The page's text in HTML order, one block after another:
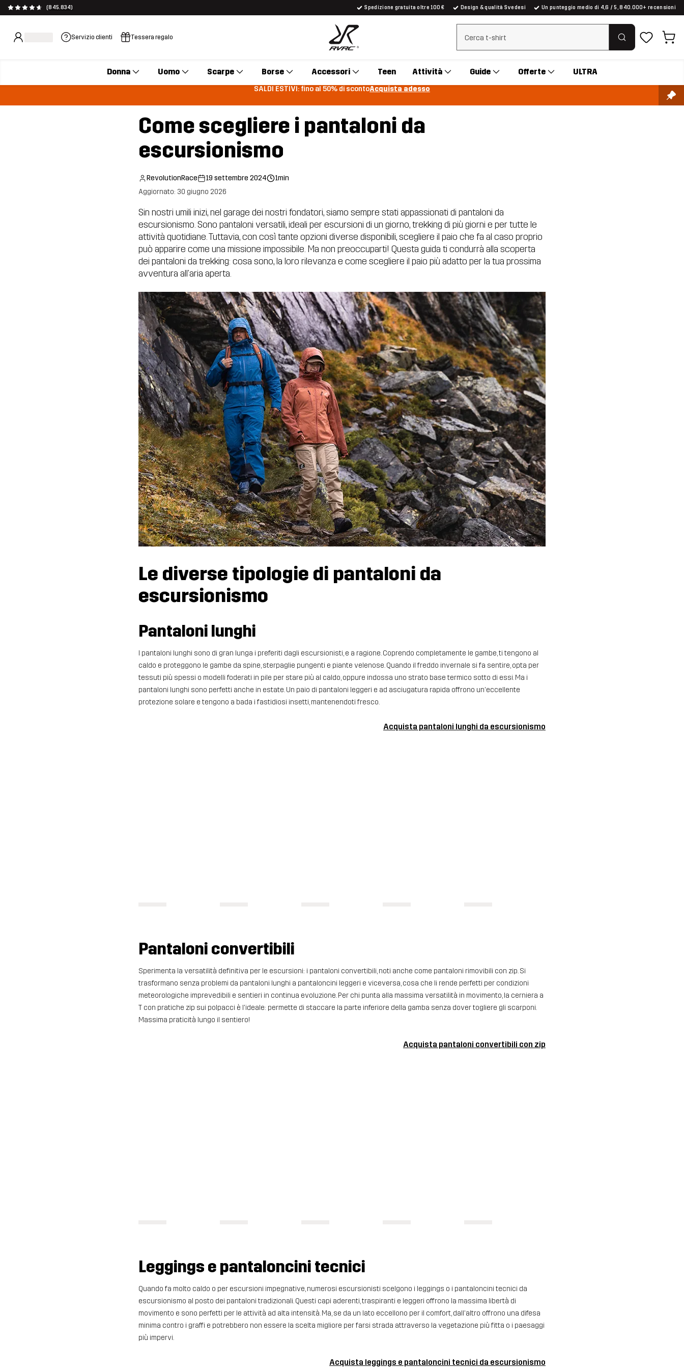
(845.834) Spedizione gratuita oltre 100 € Design & qualità Svedesi Un punteggio medio di 4,6 / 5, 840.000+ recensioni
Servizio clienti Tessera regalo Cancella ricerca
Donna Uomo Scarpe Borse Accessori Teen Attività Guide Offerte ULTRA
SALDI ESTIVI: fino al 50% di scontoAcquista adesso
Come scegliere i pantaloni da
escursionismo
RevolutionRace 19 settembre 2024
1min
Aggiornato: 30 giugno 2026
Sin nostri umili inizi, nel garage dei nostri fondatori, siamo sempre stati appassionati di pantaloni da
escursionismo. Sono pantaloni versatili, ideali per escursioni di un giorno, trekking di più giorni e per tutte le
attività quotidiane. Tuttavia, con così tante opzioni diverse disponibili, scegliere il paio che fa al caso proprio
può apparire come una missione impossibile. Ma non preoccuparti! Questa guida ti condurrà alla scoperta
dei pantaloni da trekking: cosa sono, la loro rilevanza e come scegliere il paio più adatto per la tua prossima
avventura all'aria aperta.
Le diverse tipologie di pantaloni da
escursionismo
Pantaloni lunghi
I pantaloni lunghi sono di gran lunga i preferiti dagli escursionisti, e a ragione. Coprendo completamente le gambe, ti tengono al
caldo e proteggono le gambe da spine, sterpaglie pungenti e piante velenose. Quando il freddo invernale si fa sentire, opta per
tessuti più spessi o modelli foderati in pile per stare più al caldo, oppure indossa uno strato base termico sotto di essi. Ma i
pantaloni lunghi sono perfetti anche in estate. Un paio di pantaloni leggeri e ad asciugatura rapida offrono un'eccellente
protezione solare e tengono a bada i fastidiosi insetti, mantenendoti fresco.
Acquista pantaloni lunghi da escursionismo
Pantaloni convertibili
Sperimenta la versatilità definitiva per le escursioni: i pantaloni convertibili, noti anche come pantaloni rimovibili con zip. Si
trasformano senza problemi da pantaloni lunghi a pantaloncini leggeri e viceversa, cosa che li rende perfetti per condizioni
meteorologiche imprevedibili e sentieri in continua evoluzione. Per chi punta alla massima versatilità in movimento, la cerniera a
T con pratiche zip sui polpacci è l'ideale: permette di staccare la parte inferiore della gamba senza dover togliere gli scarponi.
Massima praticità lungo il sentiero!
Acquista pantaloni convertibili con zip
Leggings e pantaloncini tecnici
Quando fa molto caldo o per escursioni impegnative, numerosi escursionisti scelgono i leggings o i pantaloncini tecnici da
escursionismo al posto dei pantaloni tradizionali. Questi capi aderenti, traspiranti e leggeri offrono la massima libertà di
movimento e sono perfetti per le attività ad alta intensità. Ma, se da un lato eccellono per il comfort, dall'altro offrono una difesa
minima contro i graffi e potrebbero non essere la scelta migliore per farsi strada attraverso la vegetazione più fitta o i paesaggi
più impervi.
Acquista leggings e pantaloncini tecnici da escursionismo